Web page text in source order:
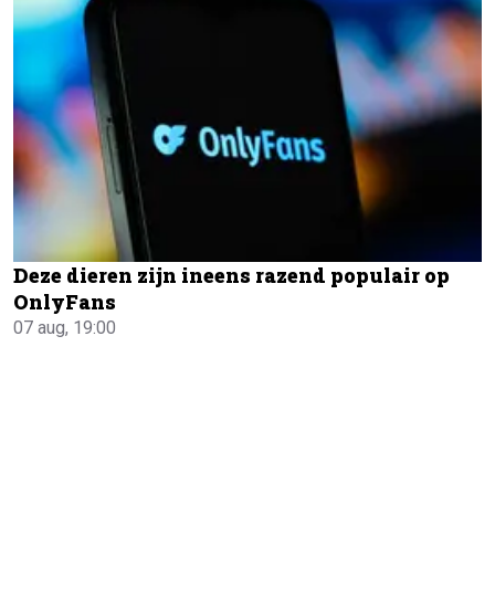
Deze dieren zijn ineens razend populair op
OnlyFans
07 aug, 19:00